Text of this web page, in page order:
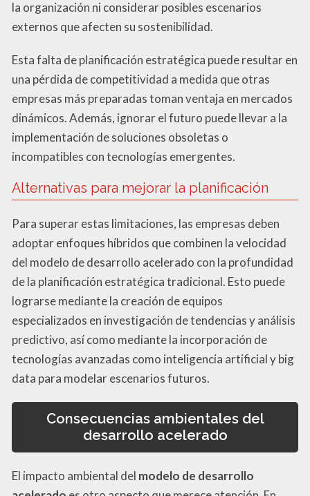
la organización ni considerar posibles escenarios
externos que afecten su sostenibilidad.
Esta falta de planificación estratégica puede resultar en
una pérdida de competitividad a medida que otras
empresas más preparadas toman ventaja en mercados
dinámicos. Además, ignorar el futuro puede llevar a la
implementación de soluciones obsoletas o
incompatibles con tecnologías emergentes.
Alternativas para mejorar la planificación
Para superar estas limitaciones, las empresas deben
adoptar enfoques híbridos que combinen la velocidad
del modelo de desarrollo acelerado con la profundidad
de la planificación estratégica tradicional. Esto puede
lograrse mediante la creación de equipos
especializados en investigación de tendencias y análisis
predictivo, así como mediante la incorporación de
tecnologías avanzadas como inteligencia artificial y big
data para modelar escenarios futuros.
Consecuencias ambientales del
desarrollo acelerado
El impacto ambiental del modelo de desarrollo